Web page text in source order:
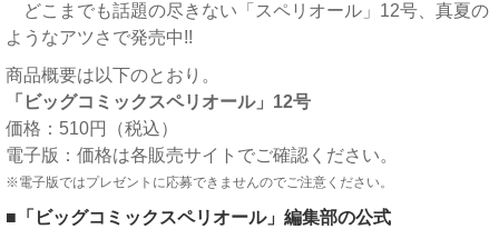
どこまでも話題の尽きない「スペリオール」12号、真夏の
ようなアツさで発売中!!
商品概要は以下のとおり。
「ビッグコミックスペリオール」12号
価格：510円（税込）
電子版：価格は各販売サイトでご確認ください。
※電子版ではプレゼントに応募できませんのでご注意ください。
■「ビッグコミックスペリオール」編集部の公式